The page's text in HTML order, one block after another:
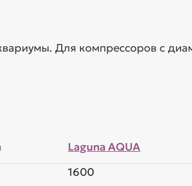
Для компрессоров с
Laguna AQUA
1600